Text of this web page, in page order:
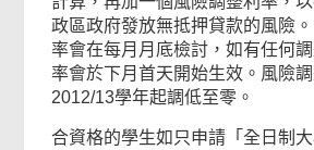
政區政府發放無抵押貸款的風險
率會在每月月底檢討，如有任何
率會於下月首天開始生效。風險
2012/13學年起調低至零。
合資格的學生如只申請「全日制
容